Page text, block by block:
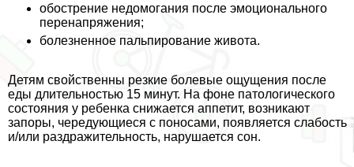
обострение недомогания после эмоционального
перенапряжения;
болезненное пальпирование живота.
Детям свойственны резкие болевые ощущения после
еды длительностью 15 минут. На фоне патологического
состояния у ребенка снижается аппетит, возникают
запоры, чередующиеся с поносами, появляется слабость
и/или раздражительность, нарушается сон.